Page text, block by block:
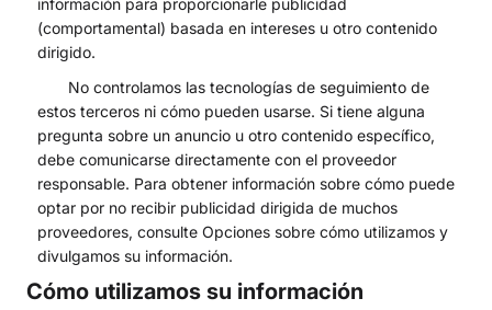
(comportamental) basada en intereses u otro contenido
dirigido.
No controlamos las tecnologías de seguimiento de
estos terceros ni cómo pueden usarse. Si tiene alguna
pregunta sobre un anuncio u otro contenido específico,
debe comunicarse directamente con el proveedor
responsable. Para obtener información sobre cómo puede
optar por no recibir publicidad dirigida de muchos
proveedores, consulte Opciones sobre cómo utilizamos y
divulgamos su información.
Cómo utilizamos su información